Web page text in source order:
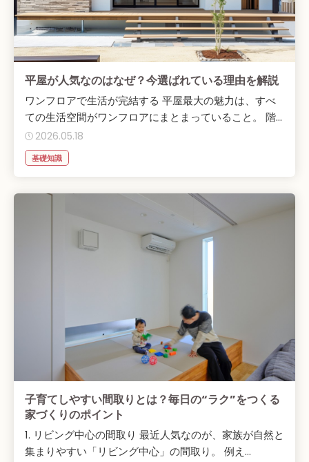
平屋が人気なのはなぜ？今選ばれている理由を解説
ワンフロアで生活が完結する 平屋最大の魅力は、すべ
ての生活空間がワンフロアにまとまっていること。 階...
2026.05.18
基礎知識
子育てしやすい間取りとは？毎日の“ラク”をつくる
家づくりのポイント
1. リビング中心の間取り 最近人気なのが、家族が自然と
集まりやすい「リビング中心」の間取り。 例え...